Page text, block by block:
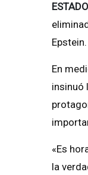
Epstein.
En
insinuó
«Es
la